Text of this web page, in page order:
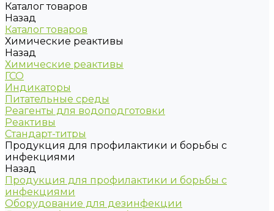
Каталог товаров
Назад
Каталог товаров
Химические реактивы
Назад
Химические реактивы
ГСО
Индикаторы
Питательные среды
Реагенты для водоподготовки
Реактивы
Стандарт-титры
Продукция для профилактики и борьбы с
инфекциями
Назад
Продукция для профилактики и борьбы с
инфекциями
Оборудование для дезинфекции